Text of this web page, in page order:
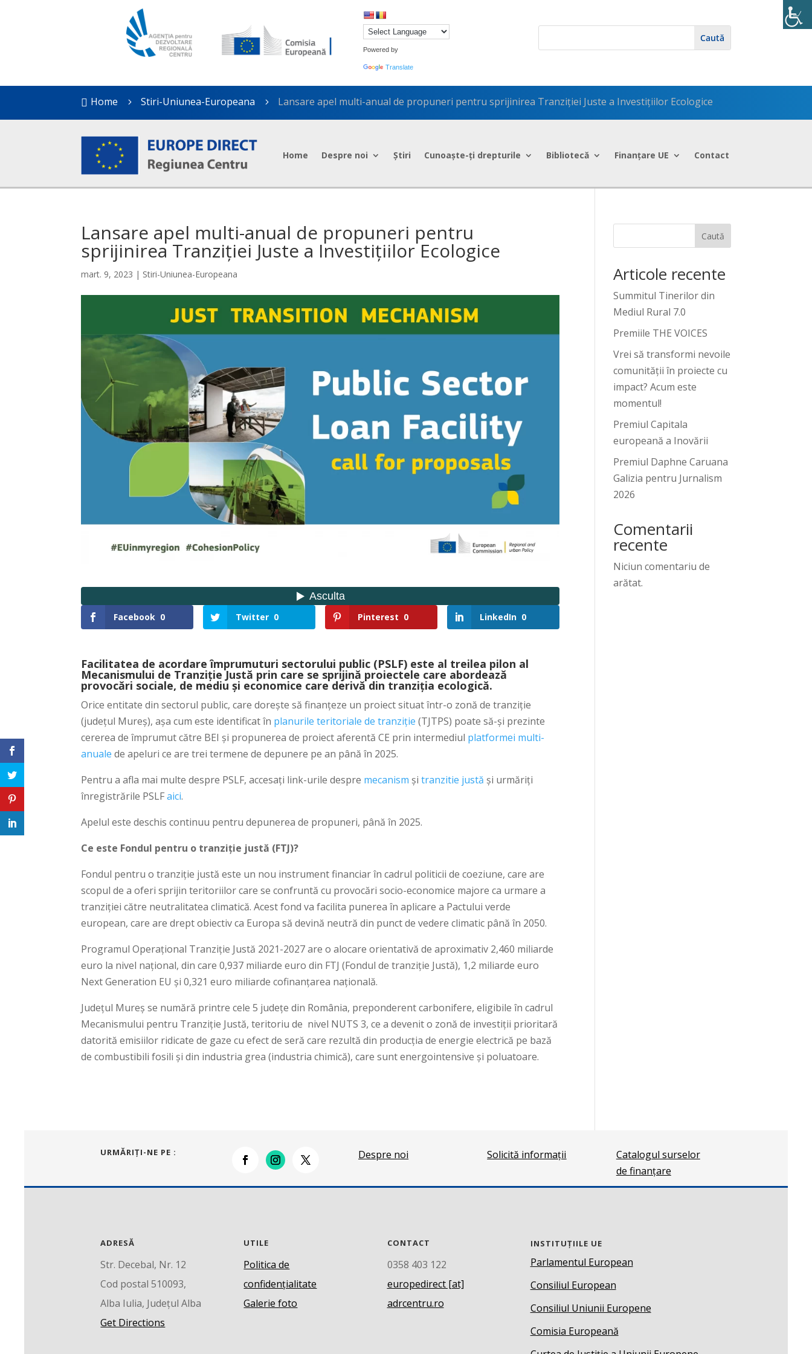
Powered by
Translate
 Home 5 Stiri-Uniunea-Europeana 5 Lansare apel multi-anual de propuneri pentru sprijinirea Tranziției Juste a Investițiilor Ecologice
Home Despre noi Știri Cunoaște-ți drepturile Bibliotecă Finanțare UE Contact
Lansare apel multi-anual de propuneri pentru
sprijinirea Tranziției Juste a Investițiilor Ecologice
mart. 9, 2023 | Stiri-Uniunea-Europeana
Facebook 0 Twitter 0 Pinterest 0 LinkedIn 0
Facilitatea de acordare împrumuturi sectorului public (PSLF) este al treilea pilon al
Mecanismului de Tranziție Justă prin care se sprijină proiectele care abordează
provocări sociale, de mediu și economice care derivă din tranziția ecologică.
Orice entitate din sectorul public, care dorește să finanțeze un proiect situat într-o zonă de tranziție
(județul Mureș), așa cum este identificat în planurile teritoriale de tranziție(TJTPS) poate să-și prezinte
cererea de împrumut către BEI și propunerea de proiect aferentă CE prin intermediul platformei multi-
anuale de apeluri ce are trei termene de depunere pe an până în 2025.
Pentru a afla mai multe despre PSLF, accesați link-urile despre mecanism șitranzitie justă și urmăriți
înregistrările PSLFaici.
Apelul este deschis continuu pentru depunerea de propuneri, până în 2025.
Ce este Fondul pentru o tranziție justă (FTJ)?
Fondul pentru o tranziție justă este un nou instrument financiar în cadrul politicii de coeziune, care are
scopul de a oferi sprijin teritoriilor care se confruntă cu provocări socio-economice majore ca urmare a
tranziției către neutralitatea climatică. Acest fond va facilita punerea în aplicare a Pactului verde
european, care are drept obiectiv ca Europa să devină neutră din punct de vedere climatic până în 2050.
Programul Operațional Tranziție Justă 2021-2027 are o alocare orientativă de aproximativ 2,460 miliarde
euro la nivel național, din care 0,937 miliarde euro din FTJ (Fondul de tranziție Justă), 1,2 miliarde euro
Next Generation EU și 0,321 euro miliarde cofinanțarea națională.
Județul Mureș se numără printre cele 5 județe din România, preponderent carbonifere, eligibile în cadrul
Mecanismului pentru Tranziție Justă, teritoriu de nivel NUTS 3, ce a devenit o zonă de investiții prioritară
datorită emisiilor ridicate de gaze cu efect de seră care rezultă din producția de energie electrică pe bază
de combustibili fosili și din industria grea (industria chimică), care sunt energointensive și poluatoare.
Caută
Articole recente
Summitul Tinerilor din
Mediul Rural 7.0
Premiile THE VOICES
Vrei să transformi nevoile
comunității în proiecte cu
impact? Acum este
momentul!
Premiul Capitala
europeană a Inovării
Premiul Daphne Caruana
Galizia pentru Jurnalism
2026
Comentarii
recente
Niciun comentariu de
arătat.
URMĂRIŢI-NE PE : Despre noi Solicită informații
Catalogul surselor
de finanțare
ADRESĂ
Str. Decebal, Nr. 12
Cod postal 510093,
Alba Iulia, Județul Alba
Get Directions
UTILE
Politica de
confidențialitate
Galerie foto
CONTACT
0358 403 122
europedirect [at]
adrcentru.ro
INSTITUȚIILE UE
Parlamentul European
Consiliul European
Consiliul Uniunii Europene
Comisia Europeană